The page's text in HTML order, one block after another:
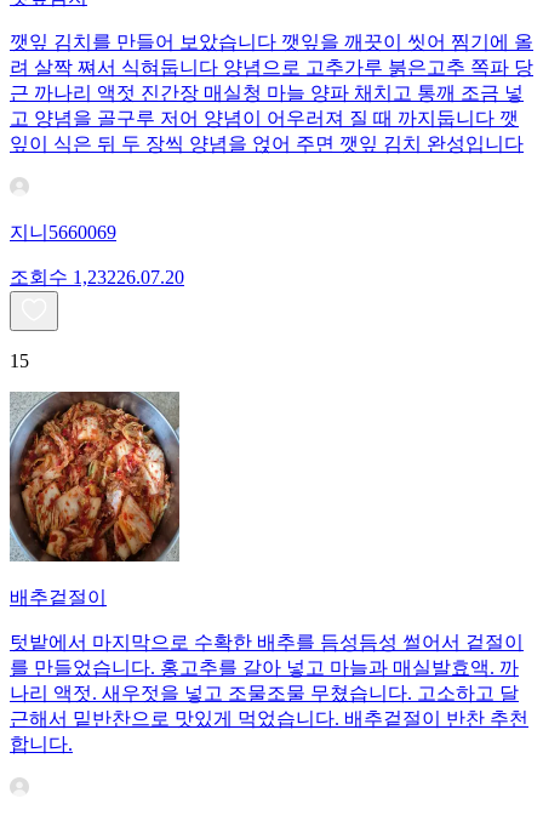
깻잎 김치를 만들어 보았습니다 깻잎을 깨끗이 씻어 찜기에 올
려 살짝 쪄서 식혀둡니다 양념으로 고추가루 붉은고추 쪽파 당
근 까나리 액젓 진간장 매실청 마늘 양파 채치고 통깨 조금 넣
고 양념을 골구루 저어 양념이 어우러져 질 때 까지둡니다 깻
잎이 식은 뒤 두 장씩 양념을 얹어 주면 깻잎 김치 완성입니다
지니5660069
조회수 1,23226.07.20
15
배추겉절이
텃밭에서 마지막으로 수확한 배추를 듬성듬성 썰어서 겉절이
를 만들었습니다. 홍고추를 갈아 넣고 마늘과 매실발효액. 까
나리 액젓. 새우젓을 넣고 조물조물 무쳤습니다. 고소하고 달
근해서 밑반찬으로 맛있게 먹었습니다. 배추겉절이 반찬 추천
합니다.